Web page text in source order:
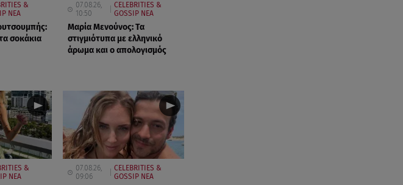
&
ΝΕΑ
σοκάκια
07.08.26,
10:50
CELEBRITIES &
GOSSIP ΝΕΑ
Μαρία Μενούνος: Τα
στιγμιότυπα με ελληνικό
άρωμα και ο απολογισμός
&
ΝΕΑ
07.08.26,
09:06
CELEBRITIES &
GOSSIP ΝΕΑ